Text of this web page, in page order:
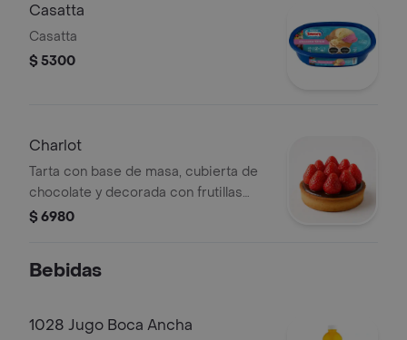
Casatta
Casatta
$ 5300
Charlot
Tarta con base de masa, cubierta de
chocolate y decorada con frutillas
frescas.
$ 6980
Bebidas
1028 Jugo Boca Ancha